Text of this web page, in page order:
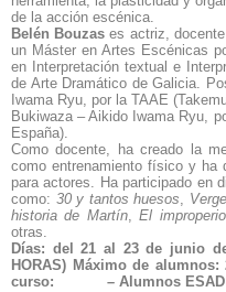
de la acción escénica.
Belén Bouzas es actriz,
un Máster en Artes Escénicas
en Interpretación textual e
de Arte Dramático de Galicia.
Iwama Ryu, por la TAAE
Bukiwaza – Aikido Iwama Ryu,
España).
Como docente, ha creado la
como entrenamiento físico y ha
para actores. Ha participado en
como: 30 y tantos huesos,
historia de Martín,El
otras.
Días: del 21 al 23 de junio
HORAS) Máximo de alumnos:
curso: – Alumnos ESAD